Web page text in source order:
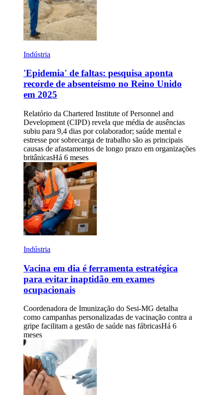
Indústria
'Epidemia' de faltas: pesquisa aponta
recorde de absenteísmo no Reino Unido
em 2025
Relatório da Chartered Institute of Personnel and
Development (CIPD) revela que média de ausências
subiu para 9,4 dias por colaborador; saúde mental e
estresse por sobrecarga de trabalho são as principais
causas de afastamentos de longo prazo em organizações
britânicasHá 6 meses
Indústria
Vacina em dia é ferramenta estratégica
para evitar inaptidão em exames
ocupacionais
Coordenadora de Imunização do Sesi-MG detalha
como campanhas personalizadas de vacinação contra a
gripe facilitam a gestão de saúde nas fábricasHá 6
meses